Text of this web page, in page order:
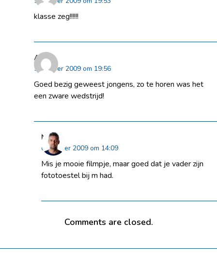
klasse zeg!!!!!!
Anton
5 oktober 2009 om 19:56
Goed bezig geweest jongens, zo te horen was het
een zware wedstrijd!
Niels
6 oktober 2009 om 14:09
Mis je mooie filmpje, maar goed dat je vader zijn
fototoestel bij m had.
Comments are closed.